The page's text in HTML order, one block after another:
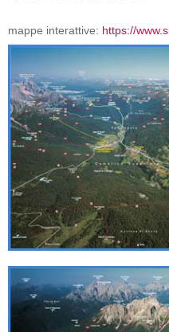
mappe interattive: https://